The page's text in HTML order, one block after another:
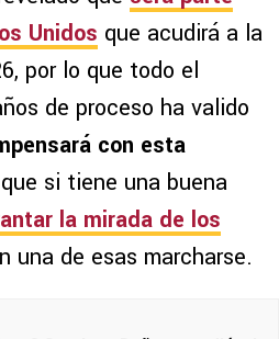
Unidos que acudirá a la
por lo que todo el
de proceso ha valido
con esta
si tiene una buena
la mirada de los
una de esas marcharse.